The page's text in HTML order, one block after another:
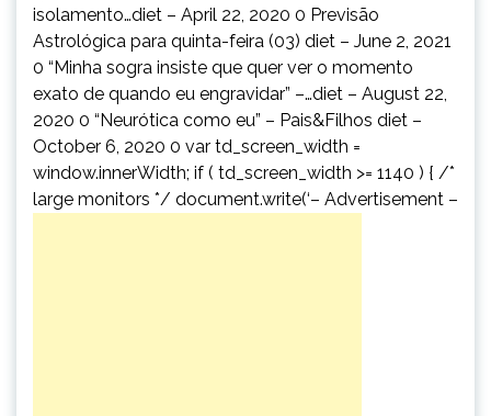
isolamento…diet – April 22, 2020 0 Previsão
Astrológica para quinta-feira (03) diet – June 2, 2021
0 “Minha sogra insiste que quer ver o momento
exato de quando eu engravidar” –…diet – August 22,
2020 0 “Neurótica como eu” – Pais&Filhos diet –
October 6, 2020 0 var td_screen_width =
window.innerWidth; if ( td_screen_width >= 1140 ) { /*
large monitors */ document.write(‘– Advertisement –